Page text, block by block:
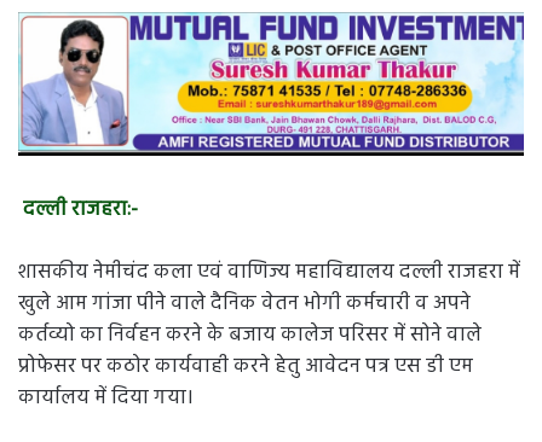
दल्ली राजहरा:-
शासकीय नेमीचंद कला एवं वाणिज्य महाविद्यालय दल्ली राजहरा में
खुले आम गांजा पीने वाले दैनिक वेतन भोगी कर्मचारी व अपने
कर्तव्यो का निर्वहन करने के बजाय कालेज परिसर में सोने वाले
प्रोफेसर पर कठोर कार्यवाही करने हेतु आवेदन पत्र एस डी एम
कार्यालय में दिया गया।